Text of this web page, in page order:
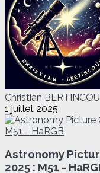
Christian
1 juillet 2025
Astronomy
2025 : M51 -